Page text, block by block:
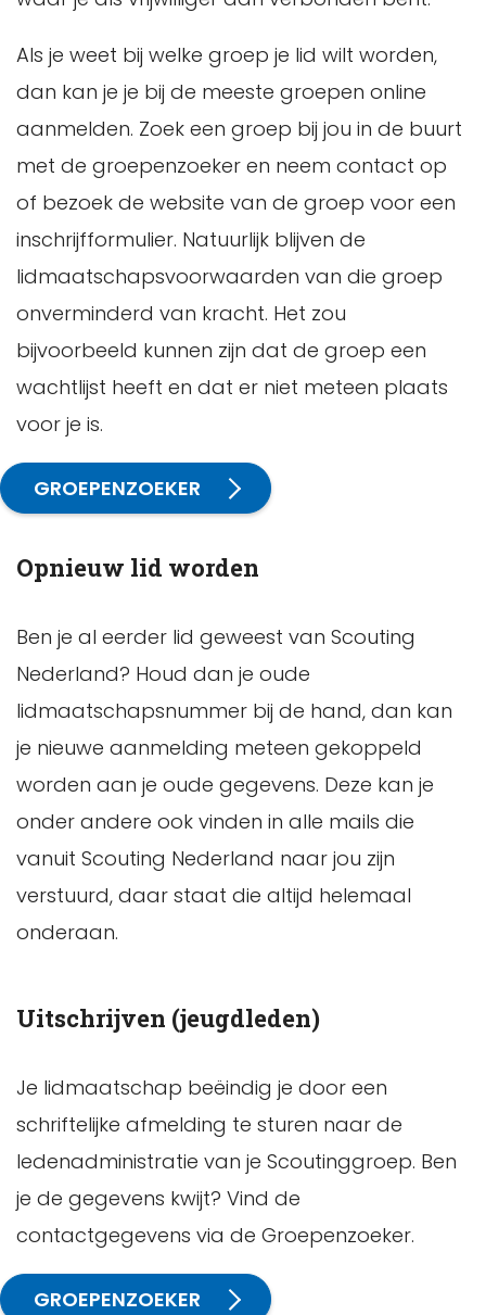
Als je weet bij welke groep je lid wilt worden,
dan kan je je bij de meeste groepen online
aanmelden. Zoek een groep bij jou in de buurt
met de groepenzoeker en neem contact op
of bezoek de website van de groep voor een
inschrijfformulier. Natuurlijk blijven de
lidmaatschapsvoorwaarden van die groep
onverminderd van kracht. Het zou
bijvoorbeeld kunnen zijn dat de groep een
wachtlijst heeft en dat er niet meteen plaats
voor je is.
GROEPENZOEKER
Opnieuw lid worden
Ben je al eerder lid geweest van Scouting
Nederland? Houd dan je oude
lidmaatschapsnummer bij de hand, dan kan
je nieuwe aanmelding meteen gekoppeld
worden aan je oude gegevens. Deze kan je
onder andere ook vinden in alle mails die
vanuit Scouting Nederland naar jou zijn
verstuurd, daar staat die altijd helemaal
onderaan.
Uitschrijven (jeugdleden)
Je lidmaatschap beëindig je door een
schriftelijke afmelding te sturen naar de
ledenadministratie van je Scoutinggroep. Ben
je de gegevens kwijt? Vind de
contactgegevens via de Groepenzoeker.
GROEPENZOEKER